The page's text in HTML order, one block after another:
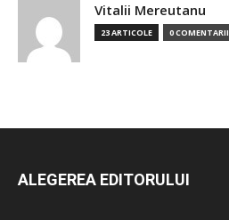
Vitalii Mereutanu
23 ARTICOLE 0 COMENTARII
ALEGEREA EDITORULUI